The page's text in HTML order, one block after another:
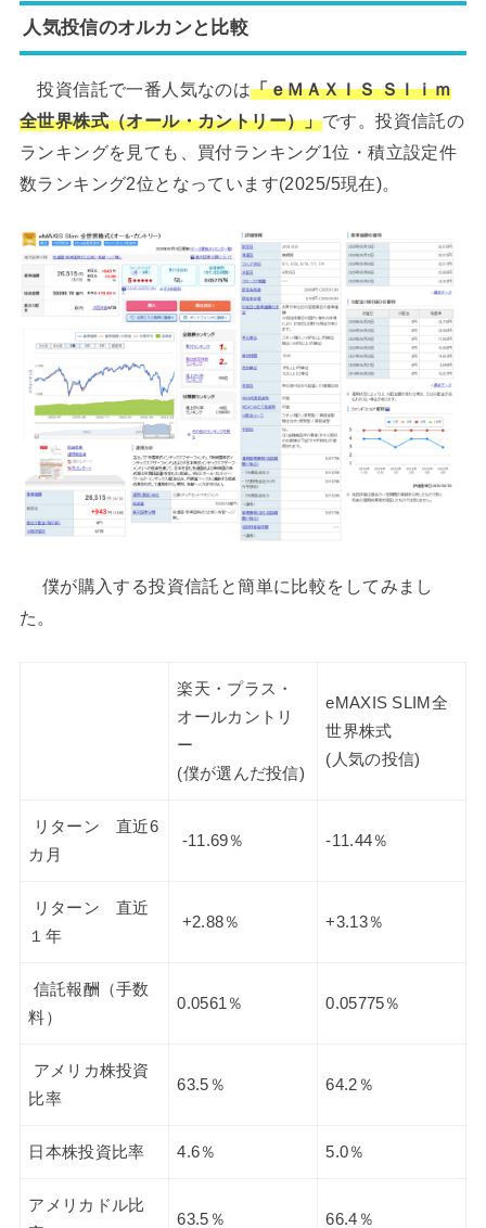
人気投信のオルカンと比較
投資信託で一番人気なのは「ｅＭＡＸＩＳ Ｓｌｉｍ
全世界株式（オール・カントリー）」です。投資信託の
ランキングを見ても、買付ランキング1位・積立設定件
数ランキング2位となっています(2025/5現在)。
僕が購入する投資信託と簡単に比較をしてみまし
た。
楽天・プラス・
オールカントリ
ー
(僕が選んだ投信)
eMAXIS SLIM全
世界株式
(人気の投信)
リターン 直近6
カ月
-11.69％ -11.44％
リターン 直近
１年
+2.88％ +3.13％
信託報酬（手数
料）
0.0561％ 0.05775％
アメリカ株投資
比率
63.5％ 64.2％
日本株投資比率 4.6％ 5.0％
アメリカドル比
63.5％ 66.4％